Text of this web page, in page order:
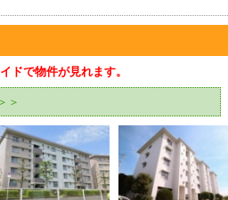
ドで物件が見れます。
＞